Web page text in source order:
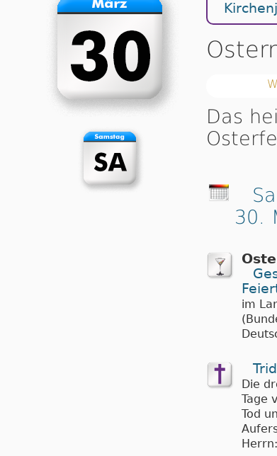
Das
30.
im
Die
Tage
Tod
Herrn: